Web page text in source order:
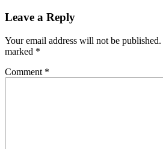
Leave a Reply
Your email address will not be published.
marked *
Comment *